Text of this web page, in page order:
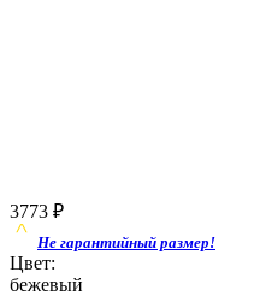
3773 ₽
Не гарантийный размер!
Цвет:
бежевый